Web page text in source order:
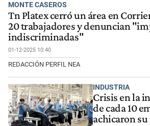
MONTE CASEROS
Tn Platex cerró un área en
20 trabajadores y denuncian
indiscriminadas"
01-12-2025 10:40
REDACCIÓN PERFIL NEA
INDUSTRIA
Crisis en la
de cada 10
achicaron